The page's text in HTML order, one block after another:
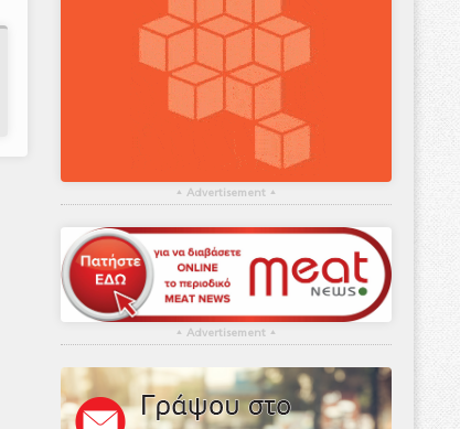
▴ Advertisement ▴
▴ Advertisement ▴